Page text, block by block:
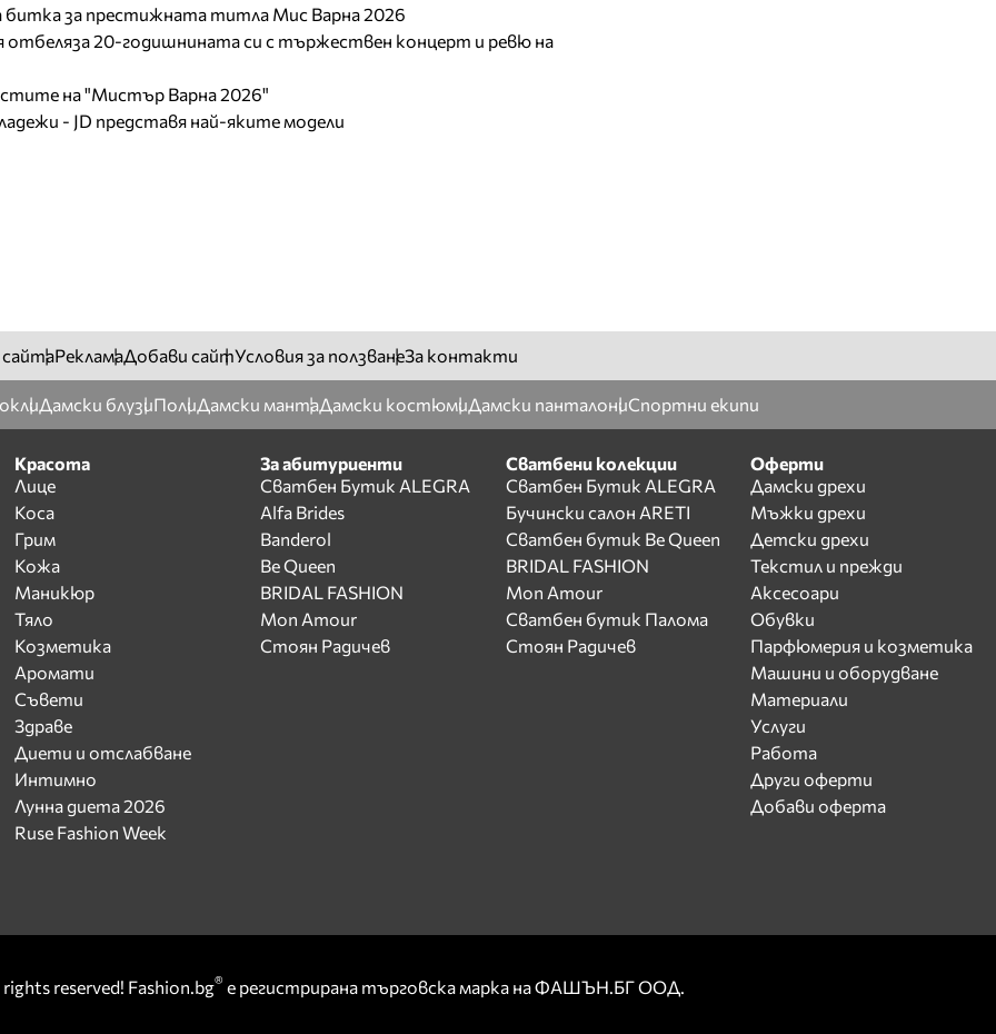
битка за престижната титла Мис Варна 2026
20-годишнината си с тържествен концерт и ревю на
на "Мистър Варна 2026"
- JD представя най-яките модели
сайтаРекламаДобави сайтУсловия за ползванеЗа контакти
Дамски блузиПолиДамски мантаДамски костюмиДамски панталониСпортни екипи
Красота
Лице
Коса
Грим
Кожа
Маникюр
Тяло
Козметика
Аромати
Съвети
Здраве
Диети и отслабване
Интимно
Лунна диета 2026
Ruse Fashion Week
За абитуриенти
Сватбен Бутик ALEGRA
Alfa Brides
Banderol
Be Queen
BRIDAL FASHION
Mon Amour
Стоян Радичев
Сватбени колекции
Сватбен Бутик ALEGRA
Бучински салон ARETI
Сватбен бутик Be Queen
BRIDAL FASHION
Mon Amour
Сватбен бутик Палома
Стоян Радичев
Оферти
Дамски дрехи
Мъжки дрехи
Детски дрехи
Текстил и прежди
Аксесоари
Обувки
Парфюмерия и козметика
Машини и оборудване
Материали
Услуги
Работа
Други оферти
Добави оферта
reserved! Fashion.bg® е регистрирана търговска марка на ФАШЪН.БГ ООД.